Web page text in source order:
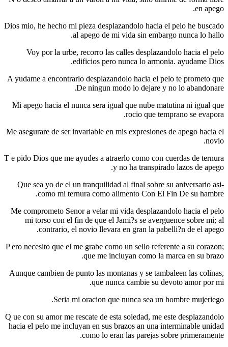
en apego.
Dios mio, he hecho mi pieza desplazandolo hacia el pelo he buscado
al apego de mi vida sin embargo nunca lo hallo.
Voy por la urbe, recorro las calles desplazandolo hacia el pelo
edificios pero nunca lo armonia. ayudame Dios.
A yudame a encontrarlo desplazandolo hacia el pelo te prometo que
De ningun modo lo dejare y no lo abandonare.
Mi apego hacia el nunca sera igual que nube matutina ni igual que
rocio que temprano se evapora.
Me asegurare de ser invariable en mis expresiones de apego hacia el
novio.
T e pido Dios que me ayudes a atraerlo como con cuerdas de ternura
y no ha transpirado lazos de apego.
Que sea yo de el un tranquilidad al final sobre su aniversario asi­
como mi ternura como alimento Con El Fin De su hambre.
Me comprometo Senor a velar mi vida desplazandolo hacia el pelo
mi torso con el fin de que el Jami?s se averguence sobre mi; al
contrario, el novio llevara en gran la pabelli?n de el apego.
P ero necesito que el me grabe como un sello referente a su corazon;
que me incluyan como la marca en su brazo.
Aunque cambien de punto las montanas y se tambaleen las colinas,
que nunca cambie su devoto amor por mi.
Seri­a mi oracion que nunca sea un hombre mujeriego.
Q ue con su amor me rescate de esta soledad, me este desplazandolo
hacia el pelo me incluyan en sus brazos an una interminable unidad
como lo eran las parejas sobre primeramente.